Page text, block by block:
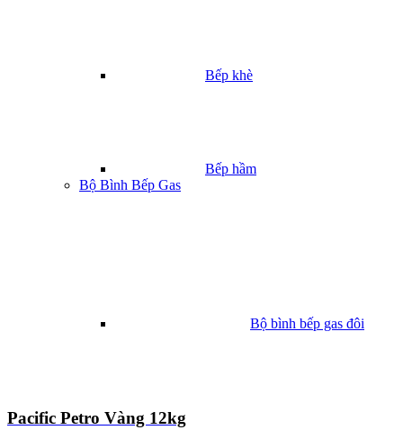
Bếp khè
Bếp hầm
Bộ Bình Bếp Gas
Bộ bình bếp gas đôi
Pacific Petro Vàng 12kg